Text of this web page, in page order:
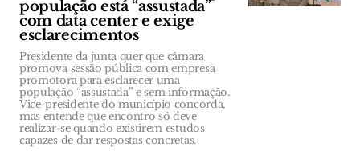
população está “assustada”
com data center e exige
esclarecimentos
Presidente da junta quer que câmara
promova sessão pública com empresa
promotora para esclarecer uma
população “assustada” e sem informação.
Vice-presidente do município concorda,
mas entende que encontro só deve
realizar-se quando existirem estudos
capazes de dar respostas concretas.